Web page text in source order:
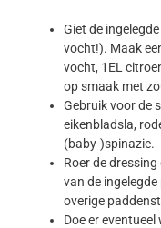
Giet de
vocht!). Maak
vocht, 1EL
op smaak met
Gebruik voor de
eikenbladsla,
(baby-)spinazie.
Roer de dressing
van de
overige
Doe er